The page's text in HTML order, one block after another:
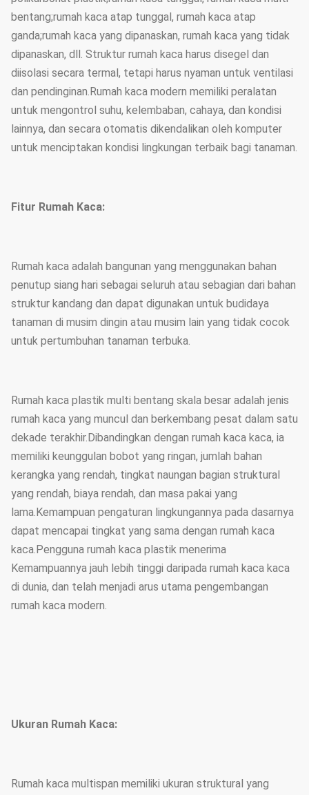
bentang;rumah kaca atap tunggal, rumah kaca atap
ganda;rumah kaca yang dipanaskan, rumah kaca yang tidak
dipanaskan, dll. Struktur rumah kaca harus disegel dan
diisolasi secara termal, tetapi harus nyaman untuk ventilasi
dan pendinginan.Rumah kaca modern memiliki peralatan
untuk mengontrol suhu, kelembaban, cahaya, dan kondisi
lainnya, dan secara otomatis dikendalikan oleh komputer
untuk menciptakan kondisi lingkungan terbaik bagi tanaman.
Fitur Rumah Kaca:
Rumah kaca adalah bangunan yang menggunakan bahan
penutup siang hari sebagai seluruh atau sebagian dari bahan
struktur kandang dan dapat digunakan untuk budidaya
tanaman di musim dingin atau musim lain yang tidak cocok
untuk pertumbuhan tanaman terbuka.
Rumah kaca plastik multi bentang skala besar adalah jenis
rumah kaca yang muncul dan berkembang pesat dalam satu
dekade terakhir.Dibandingkan dengan rumah kaca kaca, ia
memiliki keunggulan bobot yang ringan, jumlah bahan
kerangka yang rendah, tingkat naungan bagian struktural
yang rendah, biaya rendah, dan masa pakai yang
lama.Kemampuan pengaturan lingkungannya pada dasarnya
dapat mencapai tingkat yang sama dengan rumah kaca
kaca.Pengguna rumah kaca plastik menerima
Kemampuannya jauh lebih tinggi daripada rumah kaca kaca
di dunia, dan telah menjadi arus utama pengembangan
rumah kaca modern.
Ukuran Rumah Kaca:
Rumah kaca multispan memiliki ukuran struktural yang